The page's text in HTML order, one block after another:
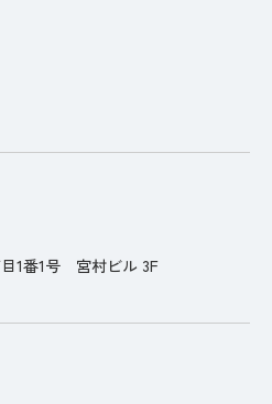
1番1号 宮村ビル 3F